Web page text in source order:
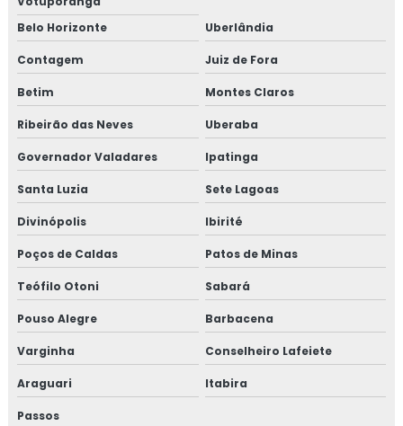
Belo Horizonte
Uberlândia
Contagem Juiz de Fora
Betim Montes Claros
Ribeirão das Neves Uberaba
Governador Valadares Ipatinga
Santa Luzia Sete Lagoas
Divinópolis Ibirité
Poços de Caldas Patos de Minas
Teófilo Otoni Sabará
Pouso Alegre Barbacena
Varginha Conselheiro Lafeiete
Araguari Itabira
Passos